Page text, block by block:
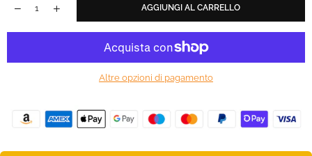
AGGIUNGI AL CARRELLO
Altre opzioni di pagamento